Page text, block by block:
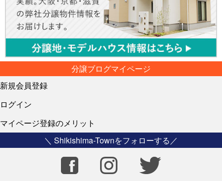
分譲ブログマイページ
新規会員登録
ログイン
マイページ登録のメリット
＼ Shikishima-Townをフォローする／